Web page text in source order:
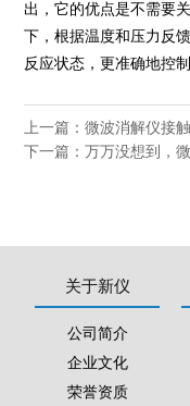
出，它的优点是不需要
下，根据温度和压力反
反应状态，更准确地控
上一篇：微波消解仪接
下一篇：万万没想到，
关于新仪
公司简介
企业文化
荣誉资质